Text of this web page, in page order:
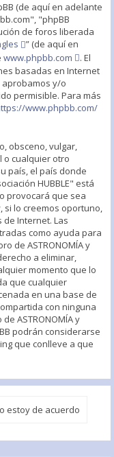
(de aquí en adelante
"phpBB
de foros liberada
” (de aquí en
www.phpbb.com
. El
basadas en Internet
aprobamos y/o
permisible. Para más
www.phpbb.com/
obsceno, vulgar,
o cualquier otro
país, el país donde
HUBBLE" está
provocará que sea
lo creemos oportuno,
de Internet. Las
como ayuda para
de ASTRONOMÍA y
a eliminar,
momento que lo
que cualquier
en una base de
con ninguna
ASTRONOMÍA y
podrán considerarse
que conlleve a que